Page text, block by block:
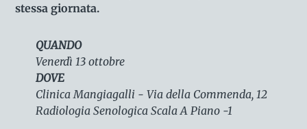
stessa giornata.
QUANDO
Venerdì 13 ottobre
DOVE
Clinica Mangiagalli - Via della Commenda, 12
Radiologia Senologica Scala A Piano -1